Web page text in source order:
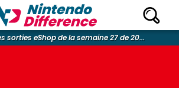
sorties eShop de la semaine 27 de 20...